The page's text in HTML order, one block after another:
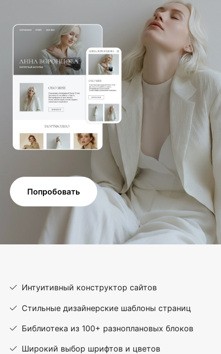
Попробовать
Интуитивный конструктор сайтов
Стильные дизайнерские шаблоны страниц
Библиотека из 100+ разноплановых блоков
Широкий выбор шрифтов и цветов